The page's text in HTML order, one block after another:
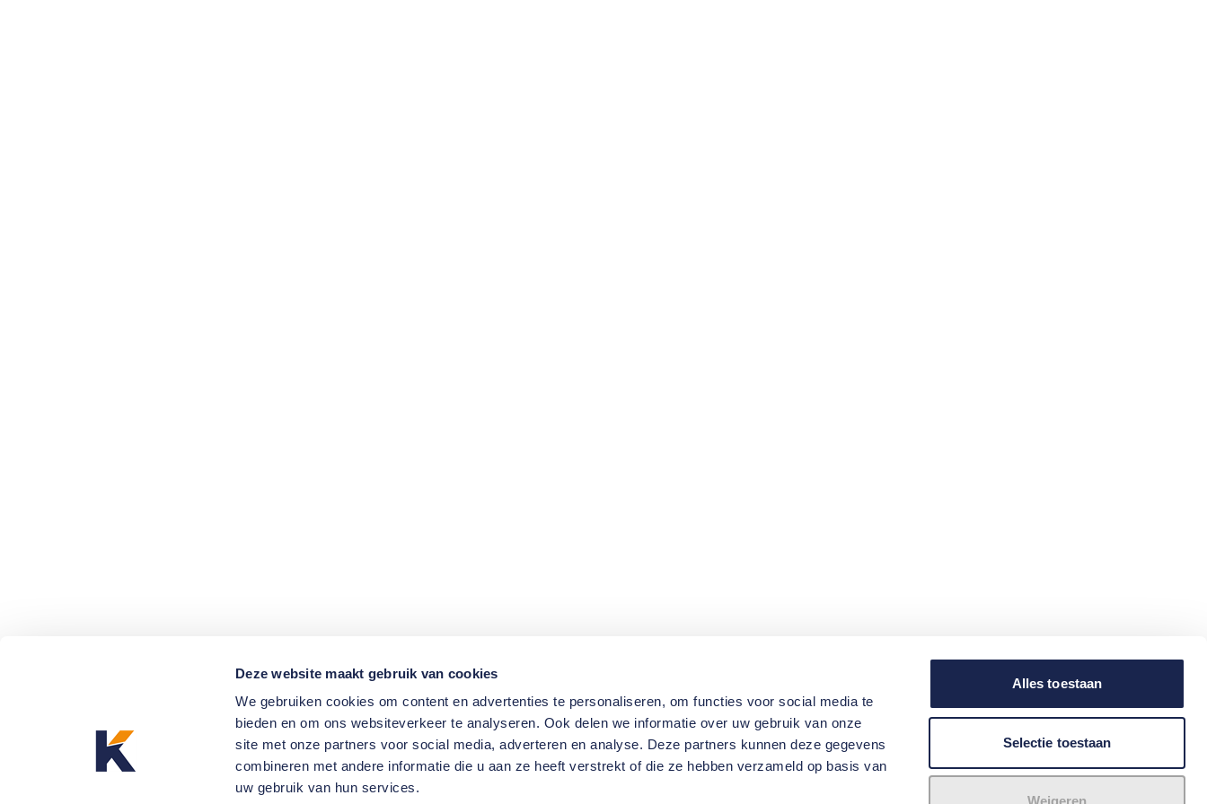
Deze website maakt gebruik van cookies
We gebruiken cookies om content en advertenties te personaliseren, om functies voor social media te
bieden en om ons websiteverkeer te analyseren. Ook delen we informatie over uw gebruik van onze
site met onze partners voor social media, adverteren en analyse. Deze partners kunnen deze gegevens
combineren met andere informatie die u aan ze heeft verstrekt of die ze hebben verzameld op basis van
uw gebruik van hun services.
Alles toestaan
Selectie toestaan
Weigeren